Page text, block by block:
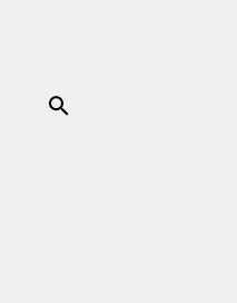
Suche